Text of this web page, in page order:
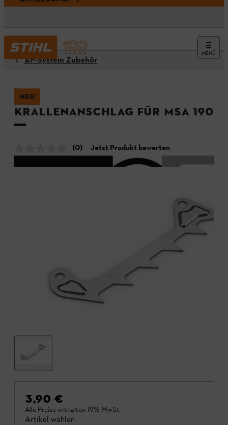
MENÜ
AP-System Zubehör
NEU
Krallenanschlag für MSA 190 T
(0) Jetzt Produkt bewerten
3,90 €
Alle Preise enthalten 19% MwSt.
Artikel wählen